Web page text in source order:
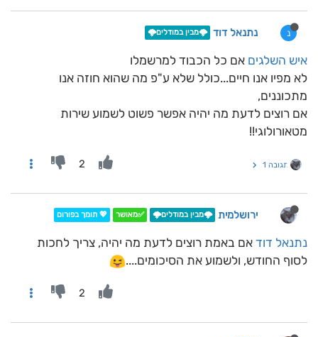
נ נתנאל דוד 🌩️מבין במודלים🌩️
איש השלגים אם כל הכבוד למרשמלו
לא מפיו אנו חיים...כולל שלא ע"פ מה שהוא חוזה אנו
מתכוננים,
אם רוצים לדעת מה יהיה אפשר פשוט לשמוע שירות
מטאורולוגי!!
תגובה 1 2
ירושלמית 🌩️מבין במודלים🌩️ ✅מאושר 💖 תומך בפורום
נתנאל דוד אם באמת רוצים לדעת מה יהיה, צריך לחכות
לסוף החודש, ולשמוע את הסיכומים....
2